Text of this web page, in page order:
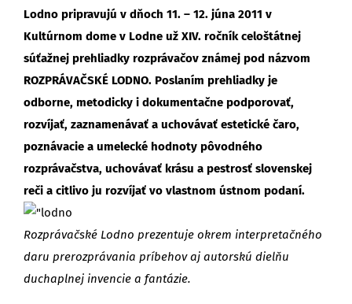
Lodno pripravujú v dňoch 11. – 12. júna 2011 v
Kultúrnom dome v Lodne už XIV. ročník celoštátnej
súťažnej prehliadky rozprávačov známej pod názvom
ROZPRÁVAČSKÉ LODNO. Poslaním prehliadky je
odborne, metodicky i dokumentačne podporovať,
rozvíjať, zaznamenávať a uchovávať estetické čaro,
poznávacie a umelecké hodnoty pôvodného
rozprávačstva, uchovávať krásu a pestrosť slovenskej
reči a citlivo ju rozvíjať vo vlastnom ústnom podaní.
Rozprávačské Lodno prezentuje okrem interpretačného
daru prerozprávania príbehov aj autorskú dielňu
duchaplnej invencie a fantázie.